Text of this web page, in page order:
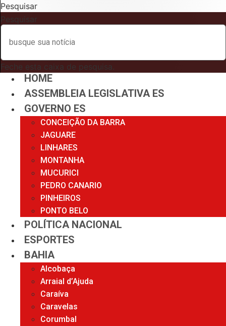
Pesquisar
Pesquisar
Feche esta caixa de pesquisa.
HOME
ASSEMBLEIA LEGISLATIVA ES
GOVERNO ES
CONCEIÇÃO DA BARRA
JAGUARE
LINHARES
MONTANHA
MUCURICI
PEDRO CANARIO
PINHEIROS
PONTO BELO
POLÍTICA NACIONAL
ESPORTES
BAHIA
Alcobaça
Arraial d’Ajuda
Caraíva
Caravelas
Corumbal